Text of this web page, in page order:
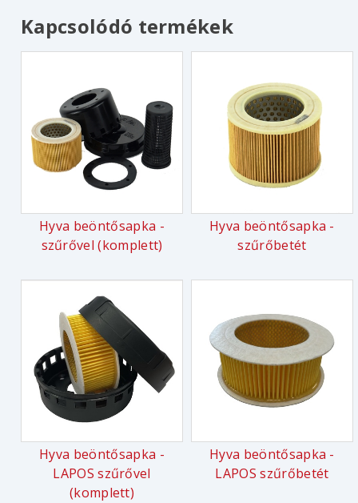
Kapcsolódó termékek
Hyva beöntősapka -
szűrővel (komplett)
Hyva beöntősapka -
szűrőbetét
Hyva beöntősapka -
LAPOS szűrővel
(komplett)
Hyva beöntősapka -
LAPOS szűrőbetét